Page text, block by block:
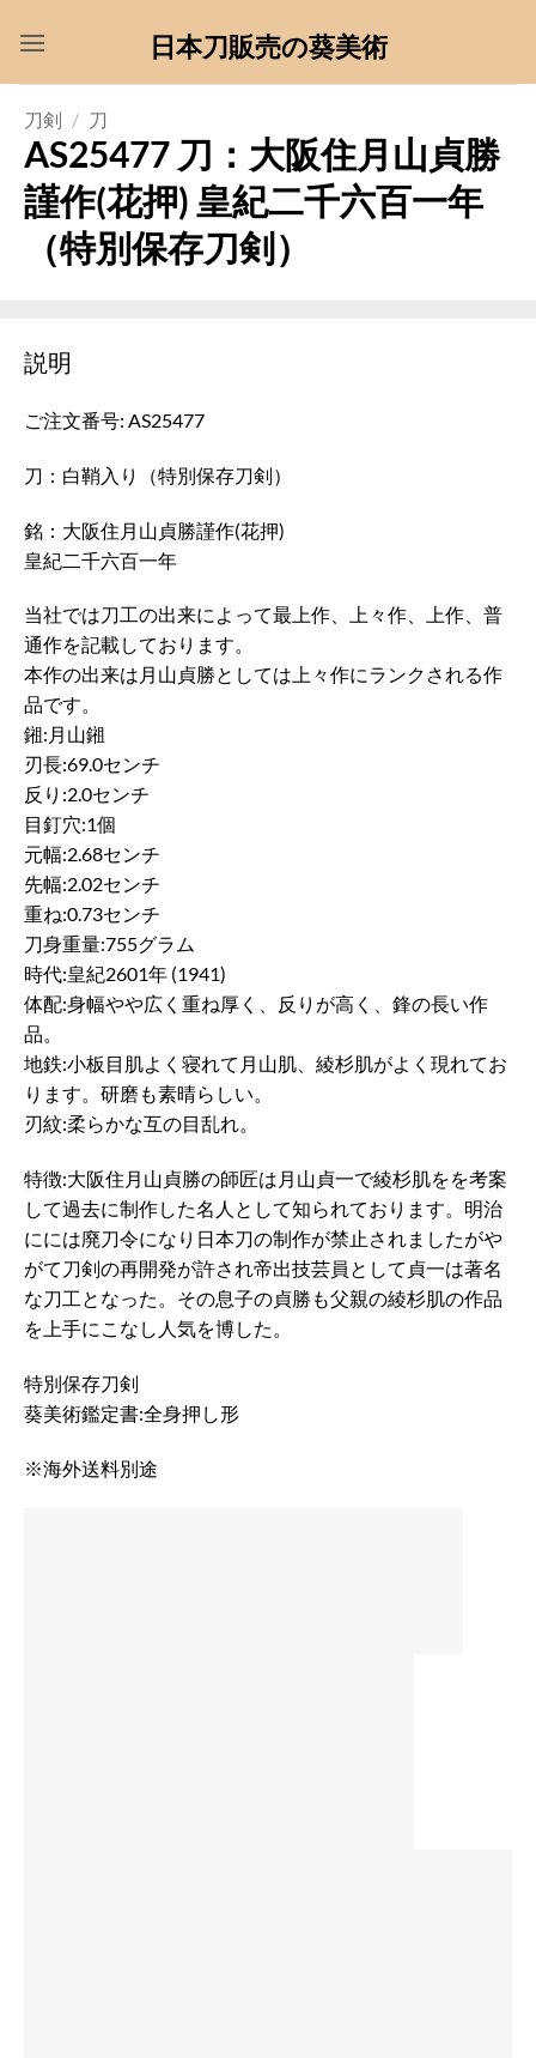
日本刀販売の葵美術
刀剣 / 刀
AS25477 刀：大阪住月山貞勝
謹作(花押) 皇紀二千六百一年
（特別保存刀剣）
説明
ご注文番号: AS25477
刀：白鞘入り（特別保存刀剣）
銘：大阪住月山貞勝謹作(花押)
皇紀二千六百一年
当社では刀工の出来によって最上作、上々作、上作、普
通作を記載しております。
本作の出来は月山貞勝としては上々作にランクされる作
品です。
鎺:月山鎺
刃長:69.0センチ
反り:2.0センチ
目釘穴:1個
元幅:2.68センチ
先幅:2.02センチ
重ね:0.73センチ
刀身重量:755グラム
時代:皇紀2601年 (1941)
体配:身幅やや広く重ね厚く、反りが高く、鋒の長い作
品。
地鉄:小板目肌よく寝れて月山肌、綾杉肌がよく現れてお
ります。研磨も素晴らしい。
刃紋:柔らかな互の目乱れ。
特徴:大阪住月山貞勝の師匠は月山貞一で綾杉肌をを考案
して過去に制作した名人として知られております。明治
にには廃刀令になり日本刀の制作が禁止されましたがや
がて刀剣の再開発が許され帝出技芸員として貞一は著名
な刀工となった。その息子の貞勝も父親の綾杉肌の作品
を上手にこなし人気を博した。
特別保存刀剣
葵美術鑑定書:全身押し形
※海外送料別途